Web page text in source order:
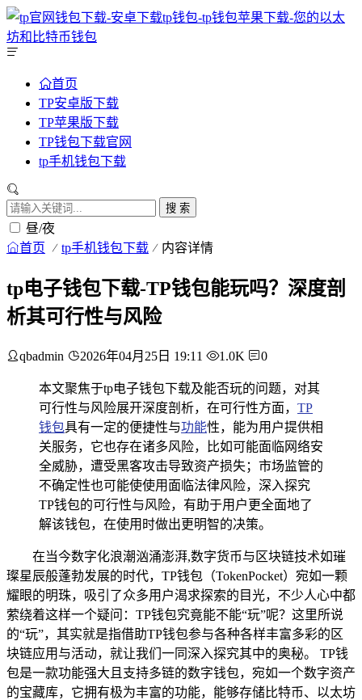
首页
TP安卓版下载
TP苹果版下载
TP钱包下载官网
tp手机钱包下载
搜 索
昼/夜
首页 tp手机钱包下载 内容详情
tp电子钱包下载-TP钱包能玩吗？深度剖
析其可行性与风险
qbadmin 2026年04月25日 19:11 1.0K 0
本文聚焦于tp电子钱包下载及能否玩的问题，对其
可行性与风险展开深度剖析，在可行性方面， TP
钱包具有一定的便捷性与功能性，能为用户提供相
关服务，它也存在诸多风险，比如可能面临网络安
全威胁，遭受黑客攻击导致资产损失；市场监管的
不确定性也可能使使用面临法律风险，深入探究
TP钱包的可行性与风险，有助于用户更全面地了
解该钱包，在使用时做出更明智的决策。
在当今数字化浪潮汹涌澎湃,数字货币与区块链技术如璀
璨星辰般蓬勃发展的时代，TP钱包（TokenPocket）宛如一颗
耀眼的明珠，吸引了众多用户渴求探索的目光，不少人心中都
萦绕着这样一个疑问：TP钱包究竟能不能“玩”呢？这里所说
的“玩”，其实就是指借助TP钱包参与各种各样丰富多彩的区
块链应用与活动，就让我们一同深入探究其中的奥秘。 TP钱
包是一款功能强大且支持多链的数字钱包，宛如一个数字资产
的宝藏库，它拥有极为丰富的功能，能够存储比特币、以太坊